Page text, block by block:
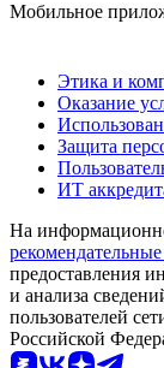
Мобильное
Этика и
Оказание
Защита
ИТ
На
предоставления
и анализа
пользователей
Российской